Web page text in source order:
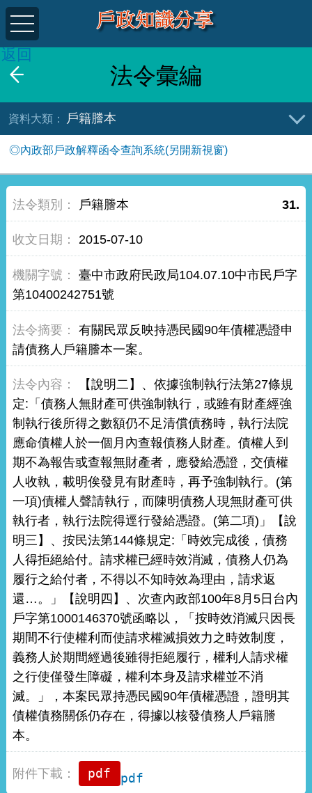
法令彙編
返回
戶籍謄本
◎內政部戶政解釋函令查詢系統(另開新視窗)
31.
戶籍謄本
2015-07-10
臺中市政府民政局104.07.10中市民戶字
第10400242751號
有關民眾反映持憑民國90年債權憑證申
請債務人戶籍謄本一案。
【說明二】、依據強制執行法第27條規
定:「債務人無財產可供強制執行，或雖有財產經強
制執行後所得之數額仍不足清償債務時，執行法院
應命債權人於一個月內查報債務人財產。債權人到
期不為報告或查報無財產者，應發給憑證，交債權
人收執，載明俟發見有財產時，再予強制執行。(第
一項)債權人聲請執行，而陳明債務人現無財產可供
執行者，執行法院得逕行發給憑證。(第二項)」【說
明三】、按民法第144條規定:「時效完成後，債務
人得拒絕給付。請求權已經時效消滅，債務人仍為
履行之給付者，不得以不知時效為理由，請求返
還…。」【說明四】、次查內政部100年8月5日台內
戶字第1000146370號函略以，「按時效消滅只因長
期間不行使權利而使請求權滅損效力之時效制度，
義務人於期間經過後雖得拒絕履行，權利人請求權
之行使僅發生障礙，權利本身及請求權並不消
滅。」，本案民眾持憑民國90年債權憑證，證明其
債權債務關係仍存在，得據以核發債務人戶籍謄
本。
pdf